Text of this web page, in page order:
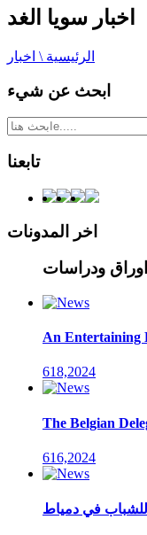
اخبار سويا الغد
الرئيسية \ اخبار
ابحث عن شيء
تابعنا
اخر المدونات
اوراق ودراسات
An Entertaining
618,2024
The Belgian
616,2024
للشباب في دمياط